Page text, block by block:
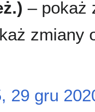
– pokaż
zmiany
29 gru